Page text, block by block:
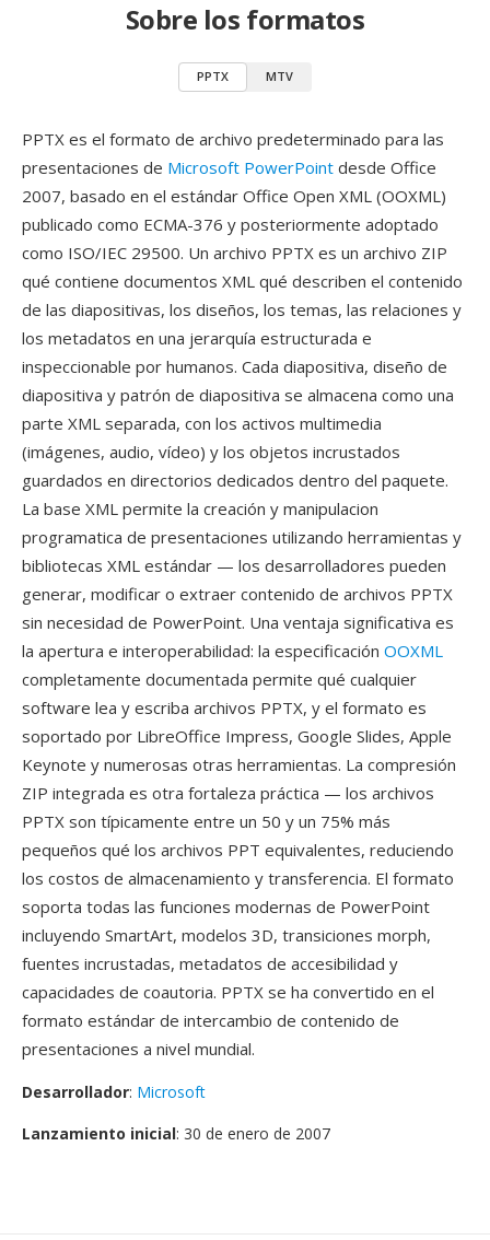
Sobre los formatos
PPTX MTV
PPTX es el formato de archivo predeterminado para las
presentaciones de Microsoft PowerPoint desde Office
2007, basado en el estándar Office Open XML (OOXML)
publicado como ECMA-376 y posteriormente adoptado
como ISO/IEC 29500. Un archivo PPTX es un archivo ZIP
qué contiene documentos XML qué describen el contenido
de las diapositivas, los diseños, los temas, las relaciones y
los metadatos en una jerarquía estructurada e
inspeccionable por humanos. Cada diapositiva, diseño de
diapositiva y patrón de diapositiva se almacena como una
parte XML separada, con los activos multimedia
(imágenes, audio, vídeo) y los objetos incrustados
guardados en directorios dedicados dentro del paquete.
La base XML permite la creación y manipulacion
programatica de presentaciones utilizando herramientas y
bibliotecas XML estándar — los desarrolladores pueden
generar, modificar o extraer contenido de archivos PPTX
sin necesidad de PowerPoint. Una ventaja significativa es
la apertura e interoperabilidad: la especificación OOXML
completamente documentada permite qué cualquier
software lea y escriba archivos PPTX, y el formato es
soportado por LibreOffice Impress, Google Slides, Apple
Keynote y numerosas otras herramientas. La compresión
ZIP integrada es otra fortaleza práctica — los archivos
PPTX son típicamente entre un 50 y un 75% más
pequeños qué los archivos PPT equivalentes, reduciendo
los costos de almacenamiento y transferencia. El formato
soporta todas las funciones modernas de PowerPoint
incluyendo SmartArt, modelos 3D, transiciones morph,
fuentes incrustadas, metadatos de accesibilidad y
capacidades de coautoria. PPTX se ha convertido en el
formato estándar de intercambio de contenido de
presentaciones a nivel mundial.
Desarrollador: Microsoft
Lanzamiento inicial: 30 de enero de 2007